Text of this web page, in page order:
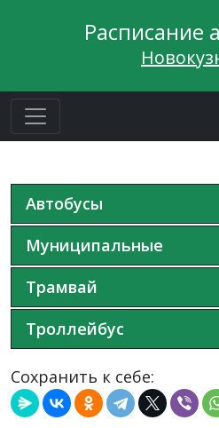
Расписание
Сохранить к себе:
Автобусы
Муниципальные
Трамвай
Троллейбус